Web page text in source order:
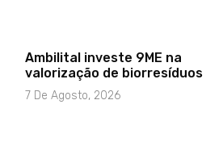
Ambilital investe 9ME na
valorização de biorresíduos
7 De Agosto, 2026